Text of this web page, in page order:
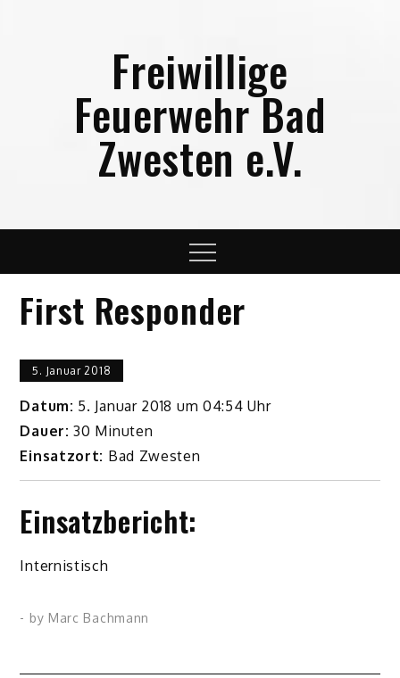
Freiwillige
Feuerwehr Bad
Zwesten e.V.
Menu
First Responder
5. Januar 2018
Datum: 5. Januar 2018 um 04:54 Uhr
Dauer: 30 Minuten
Einsatzort: Bad Zwesten
Einsatzbericht:
Internistisch
- by Marc Bachmann